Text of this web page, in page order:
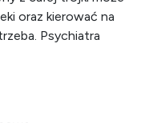
oraz kierować na
Psychiatra